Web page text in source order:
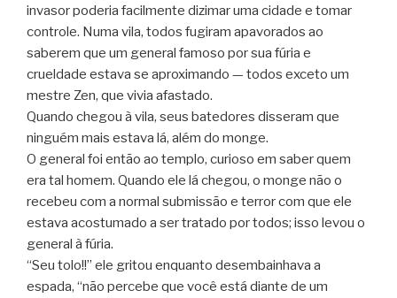
invasor poderia facilmente dizimar uma cidade e tomar
controle. Numa vila, todos fugiram apavorados ao
saberem que um general famoso por sua fúria e
crueldade estava se aproximando — todos exceto um
mestre Zen, que vivia afastado.
Quando chegou à vila, seus batedores disseram que
ninguém mais estava lá, além do monge.
O general foi então ao templo, curioso em saber quem
era tal homem. Quando ele lá chegou, o monge não o
recebeu com a normal submissão e terror com que ele
estava acostumado a ser tratado por todos; isso levou o
general à fúria.
“Seu tolo!!” ele gritou enquanto desembainhava a
espada, “não percebe que você está diante de um